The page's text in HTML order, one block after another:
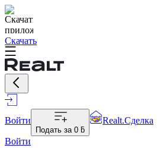
Скачать
Войти
Подать за 0 ƃ
Realt.Сделка
Войти